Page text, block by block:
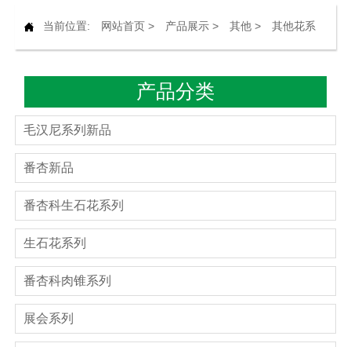
 当前位置: 网站首页> 产品展示> 其他> 其他花系
产品分类
毛汉尼系列新品
番杏新品
番杏科生石花系列
生石花系列
番杏科肉锥系列
展会系列